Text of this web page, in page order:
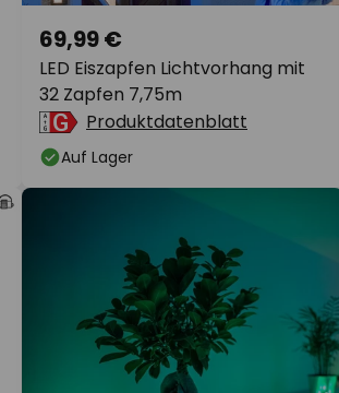
LED Eiszapfen Lichtvorhang mit
32 Zapfen 7,75m
69,99 €
Produktdatenblatt
Auf Lager